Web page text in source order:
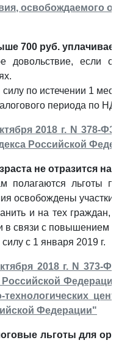
освобождаемого
700 руб.
довольствие, если
по истечении 1
периода по
2018 г. N 378-
Российской
не отразится на
полагаются льготы
освобождены участки
и на тех граждан,
в связи с повышением
с 1 января 2019 г.
2018 г. N 373-
Федерации"
льготы для